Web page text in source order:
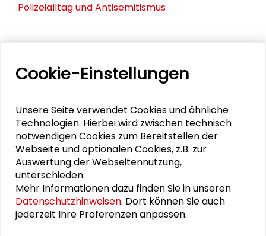
Polizeialltag und Antisemitismus
Marilena Geugjes
Björn Gutzeit
Lena Koch
Georgios Terizakis
Cookie-Einstellungen
Unsere Seite verwendet Cookies und ähnliche
Technologien. Hierbei wird zwischen technisch
notwendigen Cookies zum Bereitstellen der
Webseite und optionalen Cookies, z.B. zur
Auswertung der Webseitennutzung,
unterschieden.
Mehr Informationen dazu finden Sie in unseren
Datenschutzhinweisen. Dort können Sie auch
jederzeit Ihre Präferenzen anpassen.